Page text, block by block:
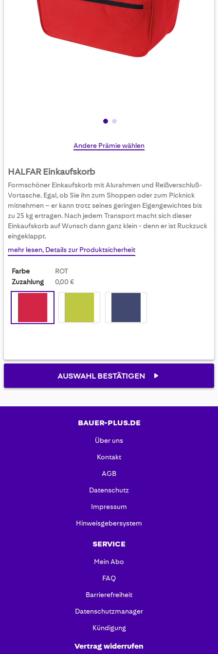
Skip
of
the
images
gallery
Andere Prämie wählen
HALFAR Einkaufskorb
Formschöner Einkaufskorb mit Alurahmen und Reißverschluß-
Vortasche. Egal, ob Sie ihn zum Shoppen oder zum Picknick
mitnehmen – er kann trotz seines geringen Eigengewichtes bis
zu 25 kg ertragen. Nach jedem Transport macht sich dieser
Einkaufskorb auf Wunsch dann ganz klein - denn er ist Ruckzuck
eingeklappt.
mehr lesen, Details zur Produktsicherheit
Farbe
ROT
Zuzahlung
0,00 €
AUSWAHL BESTÄTIGEN
BAUER-PLUS.DE
Über uns
Kontakt
AGB
Datenschutz
Impressum
Hinweisgebersystem
SERVICE
Mein Abo
FAQ
Barrierefreiheit
Datenschutzmanager
Kündigung
Vertrag widerrufen